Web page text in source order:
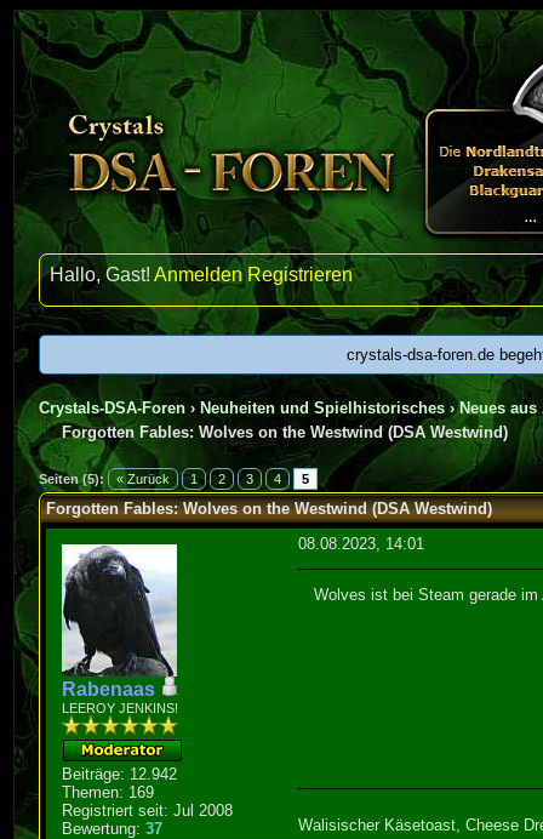
Hallo, Gast!Anmelden Registrieren
crystals-dsa-foren.de
Crystals-DSA-Foren › Neuheiten und Spielhistorisches › Neues
Forgotten Fables: Wolves on the Westwind (DSA Westwind)
Seiten (5): « Zurück 1 2 3 4 5
Forgotten Fables: Wolves on the Westwind (DSA Westwind)
Rabenaas
LEEROY JENKINS!
Beiträge: 12.942
Themen: 169
Registriert seit: Jul 2008
Bewertung:37
08.08.2023, 14:01
Wolves ist bei Steam gerade
Walisischer Käsetoast ,Cheese